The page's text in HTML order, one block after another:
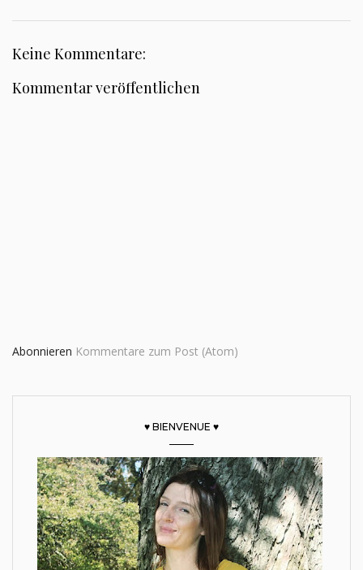
Keine Kommentare:
Kommentar veröffentlichen
Abonnieren Kommentare zum Post (Atom)
♥ BIENVENUE ♥